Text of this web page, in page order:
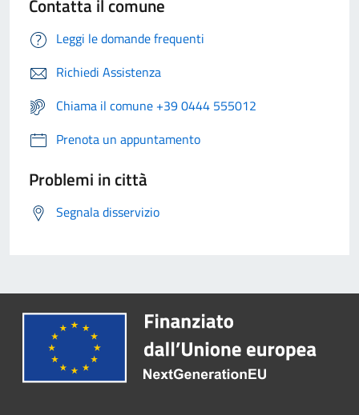
Contatta il comune
Leggi le domande frequenti
Richiedi Assistenza
Chiama il comune +39 0444 555012
Prenota un appuntamento
Problemi in città
Segnala disservizio